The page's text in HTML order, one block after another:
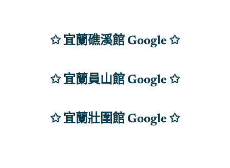
✩ 宜蘭礁溪館 Google ✩
✩ 宜蘭員山館 Google ✩
✩ 宜蘭壯圍館 Google ✩